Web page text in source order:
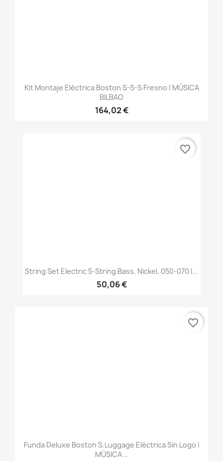
Kit Montaje Eléctrica Boston S-S-S Fresno | MÚSICA
BILBAO
164,02 €
String Set Electric 5-String Bass, Nickel, 050-070 |...
50,06 €
favorite_border
Funda Deluxe Boston S.Luggage Eléctrica Sin Logo |
MÚSICA...
favorite_border